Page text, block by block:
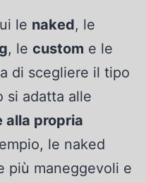
le naked, le
, le custom e le
di scegliere il tipo
si adatta alle
alla propria
le naked
più maneggevoli e